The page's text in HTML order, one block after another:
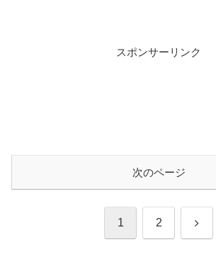
スポンサーリンク
次のページ
1 2 次